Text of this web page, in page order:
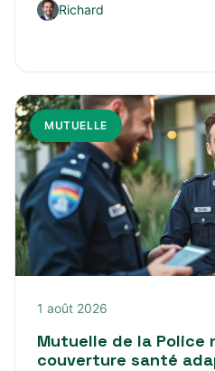
Richard
MUTUELLE
1 août 2026
Mutuelle de la Police
couverture santé